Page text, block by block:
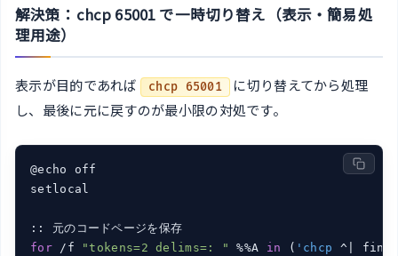
解決策：chcp 65001 で一時切り替え（表示・簡易処
理用途）
表示が目的であれば chcp 65001
に切り替えてから処理
し、最後に元に戻すのが最小限の対処です。
@echo off
setlocal
for /f "tokens=2 delims=: " %%A in ( 'chcp ^|